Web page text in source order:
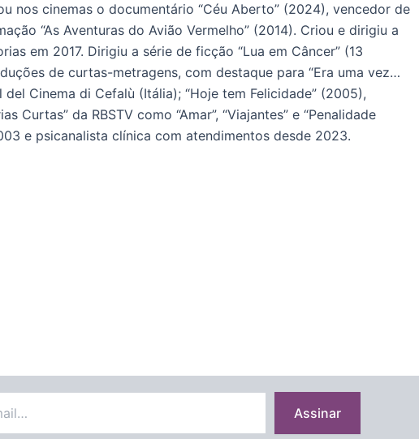
nos cinemas o documentário “Céu Aberto” (2024), vencedor de
“As Aventuras do Avião Vermelho” (2014). Criou e dirigiu a
em 2017. Dirigiu a série de ficção “Lua em Câncer” (13
de curtas-metragens, com destaque para “Era uma vez…
Cinema di Cefalù (Itália); “Hoje tem Felicidade” (2005),
da RBSTV como “Amar”, “Viajantes” e “Penalidade
e psicanalista clínica com atendimentos desde 2023.
Assinar